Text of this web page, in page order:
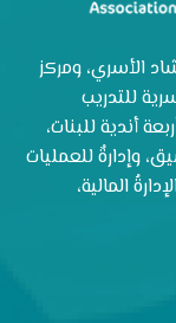
الإرشاد الأسري، ومركز
للتدريب
أندية للبنات،
وإدارةٌ للعمليات
المالية،